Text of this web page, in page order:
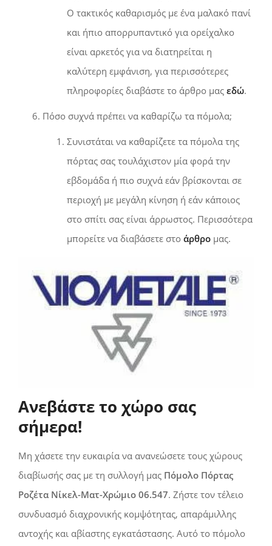
Ο τακτικός καθαρισμός με ένα μαλακό πανί
και ήπιο απορρυπαντικό για ορείχαλκο
είναι αρκετός για να διατηρείται η
καλύτερη εμφάνιση, για περισσότερες
πληροφορίες διαβάστε το άρθρο μας εδώ.
Πόσο συχνά πρέπει να καθαρίζω τα πόμολα;
Συνιστάται να καθαρίζετε τα πόμολα της
πόρτας σας τουλάχιστον μία φορά την
εβδομάδα ή πιο συχνά εάν βρίσκονται σε
περιοχή με μεγάλη κίνηση ή εάν κάποιος
στο σπίτι σας είναι άρρωστος. Περισσότερα
μπορείτε να διαβάσετε στο άρθρο μας.
Ανεβάστε το χώρο σας
σήμερα!
Μη χάσετε την ευκαιρία να ανανεώσετε τους χώρους
διαβίωσής σας με τη συλλογή μας Πόμολο Πόρτας
Ροζέτα Νίκελ-Ματ-Χρώμιο 06.547. Ζήστε τον τέλειο
συνδυασμό διαχρονικής κομψότητας, απαράμιλλης
αντοχής και αβίαστης εγκατάστασης. Αυτό το πόμολο